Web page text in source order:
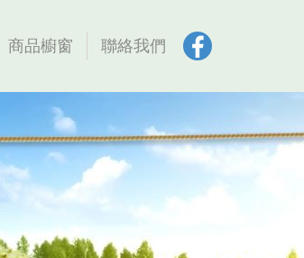
商品櫥窗 聯絡我們